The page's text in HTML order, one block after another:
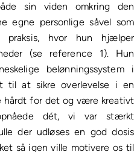
sin viden omkring den
egne personlige såvel som
praksis, hvor hun hjælper
(se reference 1). Hun
belønningssystem i
til at sikre overlevelse i en
hårdt for det og være kreativt
dét, vi var stærkt
der udløses en god dosis
så igen ville motivere os til